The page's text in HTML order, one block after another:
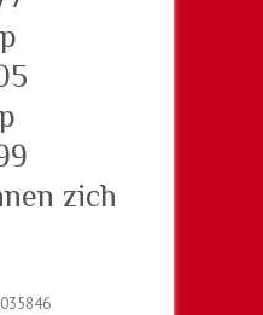
zich